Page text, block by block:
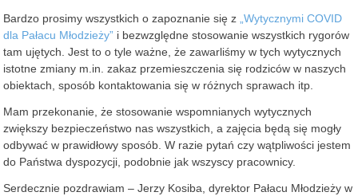
Bardzo prosimy wszystkich o zapoznanie się z „Wytycznymi COVID
dla Pałacu Młodzieży” i bezwzględne stosowanie wszystkich rygorów
tam ujętych. Jest to o tyle ważne, że zawarliśmy w tych wytycznych
istotne zmiany m.in. zakaz przemieszczenia się rodziców w naszych
obiektach, sposób kontaktowania się w różnych sprawach itp.
Mam przekonanie, że stosowanie wspomnianych wytycznych
zwiększy bezpieczeństwo nas wszystkich, a zajęcia będą się mogły
odbywać w prawidłowy sposób. W razie pytań czy wątpliwości jestem
do Państwa dyspozycji, podobnie jak wszyscy pracownicy.
Serdecznie pozdrawiam – Jerzy Kosiba, dyrektor Pałacu Młodzieży w